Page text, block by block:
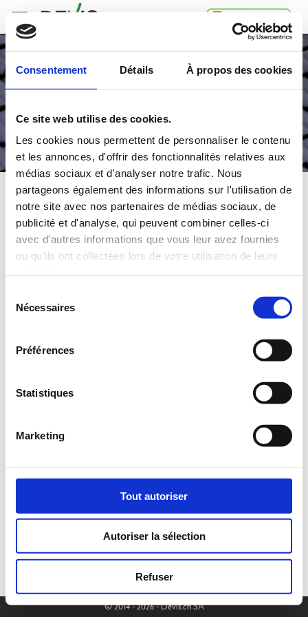
Consentement Détails À propos des cookies
Ce site web utilise des cookies.
Les cookies nous permettent de personnaliser le contenu
et les annonces, d'offrir des fonctionnalités relatives aux
médias sociaux et d'analyser notre trafic. Nous
partageons également des informations sur l'utilisation de
notre site avec nos partenaires de médias sociaux, de
publicité et d'analyse, qui peuvent combiner celles-ci
avec d'autres informations que vous leur avez fournies
ou qu'ils ont collectées lors de votre utilisation de leurs
Nécessaires
Préférences
Statistiques
Marketing
Tout autoriser
Autoriser la sélection
Refuser
Accueil
ça
A
propos
Devis.ch
SA
Contact
Espace
entreprises
Mentions
légales
VELUX
Comparezgratuitement
jusqu'à 4 devis
et choisissez lameilleure offre
Dans quelle région souhaitez-vous faire vos travaux?
© 2014 - 2026 - Devis.ch SA